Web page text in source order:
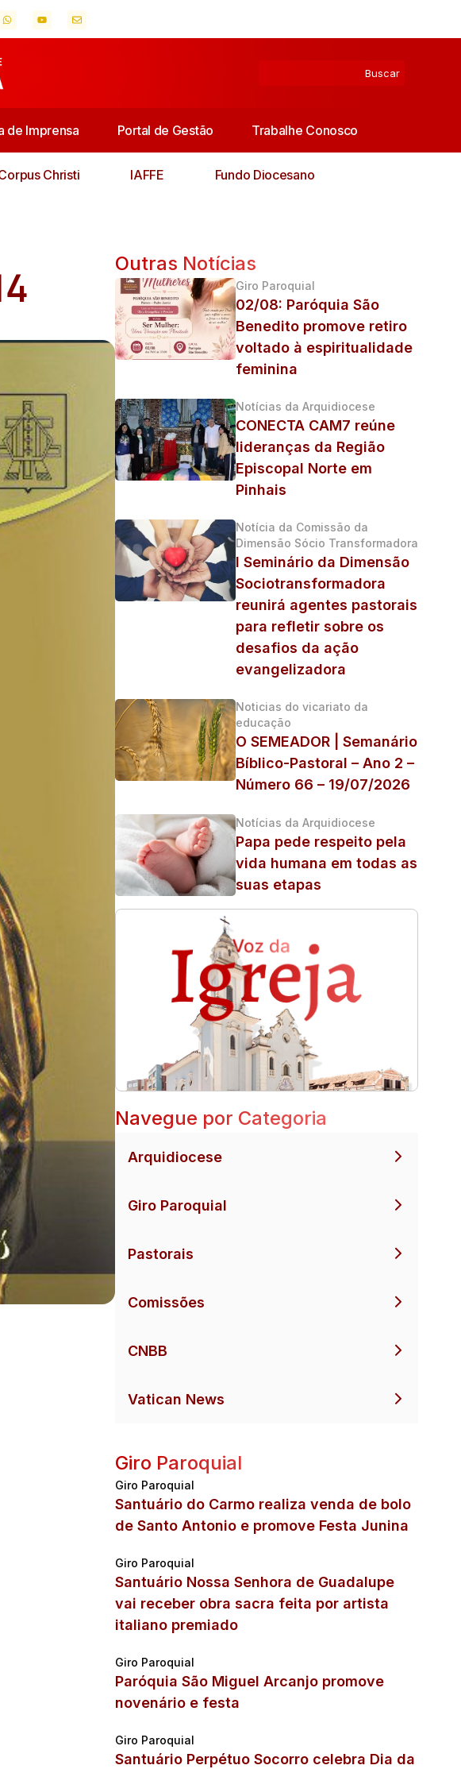
de Imprensa Portal de Gestão Trabalhe Conosco
Christi IAFFE Fundo Diocesano
Outras Notícias
Giro Paroquial
02/08: Paróquia São
Benedito promove retiro
voltado à espiritualidade
feminina
Notícias da Arquidiocese
CONECTA CAM7 reúne
lideranças da Região
Episcopal Norte em
Pinhais
Notícia da Comissão da
Dimensão Sócio Transformadora
I Seminário da Dimensão
Sociotransformadora
reunirá agentes pastorais
para refletir sobre os
desafios da ação
evangelizadora
Noticias do vicariato da
educação
O SEMEADOR | Semanário
Bíblico-Pastoral – Ano 2 –
Número 66 – 19/07/2026
Notícias da Arquidiocese
Papa pede respeito pela
vida humana em todas as
suas etapas
Navegue por Categoria
Arquidiocese
Giro Paroquial
Pastorais
Comissões
CNBB
Vatican News
Giro Paroquial
Giro Paroquial
Santuário do Carmo realiza venda de bolo
de Santo Antonio e promove Festa Junina
Giro Paroquial
Santuário Nossa Senhora de Guadalupe
vai receber obra sacra feita por artista
italiano premiado
Giro Paroquial
Paróquia São Miguel Arcanjo promove
novenário e festa
Giro Paroquial
Santuário Perpétuo Socorro celebra Dia da